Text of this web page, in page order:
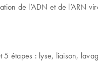
de l’ADN et de l’ARN
5 étapes : lyse, liaison,